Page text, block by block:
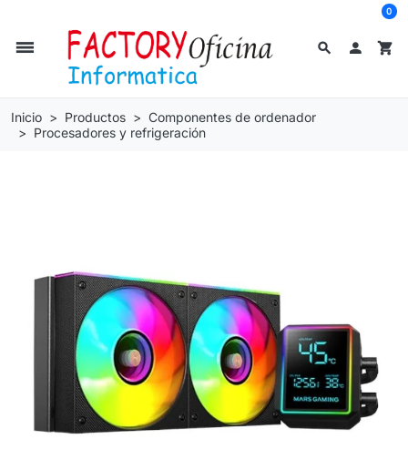
search
dehaze  shopping_cart
0
Inicio Productos
Componentes de ordenador
Procesadores y refrigeración